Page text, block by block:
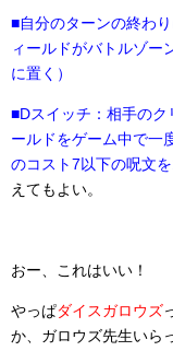
■自分のターンの終わ
ィールドがバトルゾー
に置く）
■Dスイッチ：相手の
ールドをゲーム中で一
のコスト7以下の呪文
えてもよい。
おー、これはいい！
やっぱダイスガロウズ
か、ガロウズ先生いら